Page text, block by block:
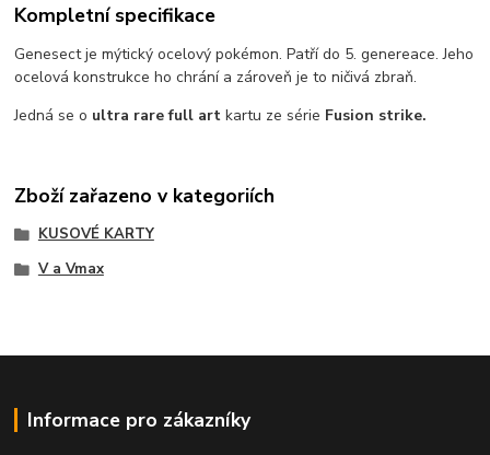
Kompletní specifikace
Genesect je mýtický ocelový pokémon. Patří do 5. genereace. Jeho
ocelová konstrukce ho chrání a zároveň je to ničivá zbraň.
Jedná se o ultra rare full art kartu ze série Fusion strike.
Zboží zařazeno v kategoriích
KUSOVÉ KARTY
V a Vmax
Informace pro zákazníky